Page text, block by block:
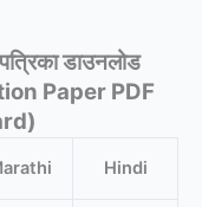
डाउनलोड
Paper PDF
Hindi